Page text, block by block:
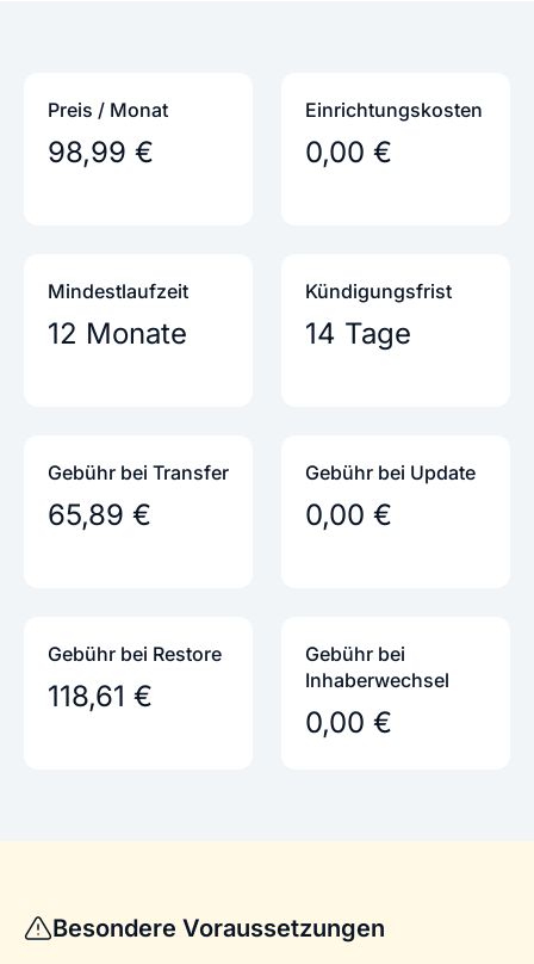
Preis / Monat
98,99 €
Einrichtungs­kosten
0,00 €
Mindestlaufzeit
12 Monate
Kündigungs­frist
14 Tage
Gebühr bei Transfer
65,89 €
Gebühr bei Update
0,00 €
Gebühr bei Restore
118,61 €
Gebühr bei
Inhaber­wechsel
0,00 €
Besondere Voraussetzungen